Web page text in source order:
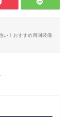
い！おすすめ周回装備